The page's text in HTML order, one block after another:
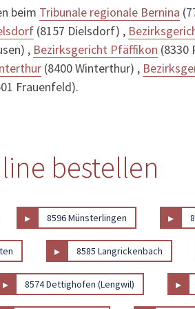
beim Tribunale regionale Bernina
(8157 Dielsdorf) ,
, Bezirksgericht Pfäffikon (8330
(8400 Winterthur) ,
Frauenfeld).
bestellen
▸ 8596 Münsterlingen ▸
▸ 8585 Langrickenbach
▸ 8574 Dettighofen (Lengwil) ▸